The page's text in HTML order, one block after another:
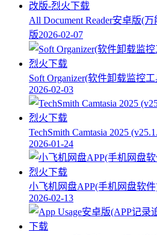
All Document Reader安卓版(
版2026-02-07
Soft Organizer(软件卸载监控
2026-02-03
TechSmith Camtasia 2025
2026-01-24
小飞机网盘APP(手机网盘软
2026-02-13